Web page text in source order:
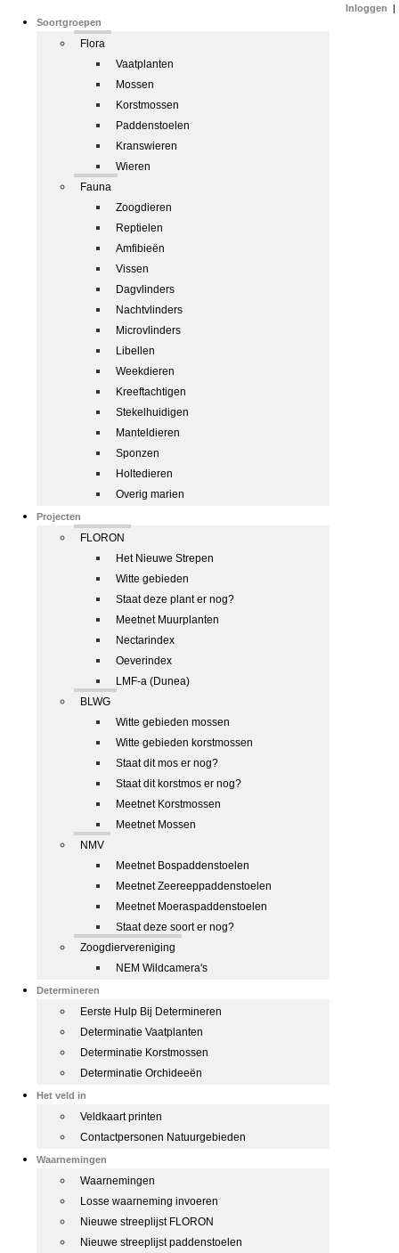
Soortgroepen
Flora
Vaatplanten
Mossen
Korstmossen
Paddenstoelen
Kranswieren
Wieren
Fauna
Zoogdieren
Reptielen
Amfibieën
Vissen
Dagvlinders
Nachtvlinders
Microvlinders
Libellen
Weekdieren
Kreeftachtigen
Stekelhuidigen
Manteldieren
Sponzen
Holtedieren
Overig marien
Projecten
FLORON
Het Nieuwe Strepen
Witte gebieden
Staat deze plant er nog?
Meetnet Muurplanten
Nectarindex
Oeverindex
LMF-a (Dunea)
BLWG
Witte gebieden mossen
Witte gebieden korstmossen
Staat dit mos er nog?
Staat dit korstmos er nog?
Meetnet Korstmossen
Meetnet Mossen
NMV
Meetnet Bospaddenstoelen
Meetnet Zeereeppaddenstoelen
Meetnet Moeraspaddenstoelen
Staat deze soort er nog?
Zoogdiervereniging
NEM Wildcamera's
Determineren
Eerste Hulp Bij Determineren
Determinatie Vaatplanten
Determinatie Korstmossen
Determinatie Orchideeën
Het veld in
Veldkaart printen
Contactpersonen Natuurgebieden
Waarnemingen
Waarnemingen
Losse waarneming invoeren
Nieuwe streeplijst FLORON
Nieuwe streeplijst paddenstoelen
Inloggen |